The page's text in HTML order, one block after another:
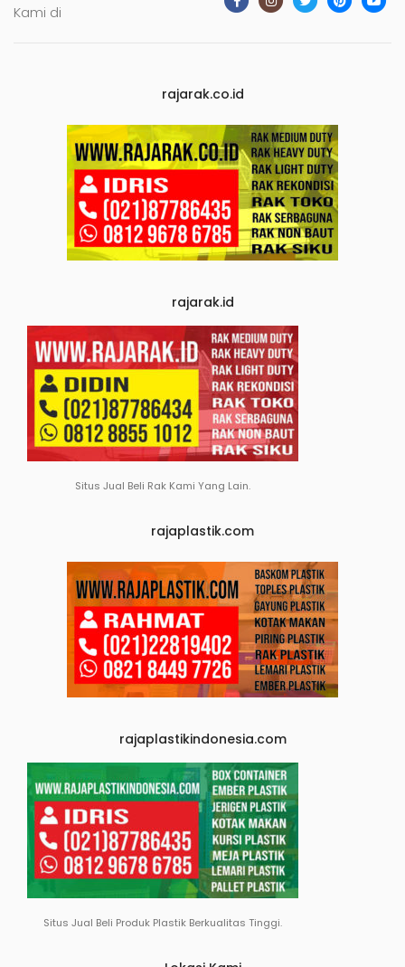
Kami di
rajarak.co.id
rajarak.id
Situs Jual Beli Rak Kami Yang Lain.
rajaplastik.com
rajaplastikindonesia.com
Situs Jual Beli Produk Plastik Berkualitas Tinggi.